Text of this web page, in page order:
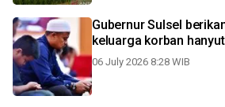
Gubernur Sulsel
keluarga korban
06 July 2026 8:28 WIB